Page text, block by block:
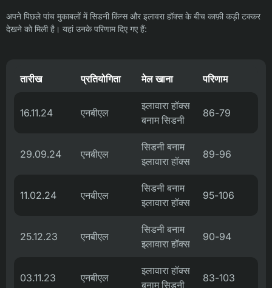
अपने पिछले पांच मुकाबलों में सिडनी किंग्स और इलावरा हॉक्स के बीच काफ़ी कड़ी टक्कर
देखने को मिली है। यहां उनके परिणाम दिए गए हैं:
तारीख प्रतियोगिता मेल खाना परिणाम
16.11.24 एनबीएल
इलावारा हॉक्स
बनाम सिडनी
86-79
29.09.24 एनबीएल
सिडनी बनाम
इलावारा हॉक्स
89-96
11.02.24 एनबीएल
सिडनी बनाम
इलावारा हॉक्स
95-106
25.12.23 एनबीएल
सिडनी बनाम
इलावारा हॉक्स
90-94
03.11.23 एनबीएल
इलावारा हॉक्स
बनाम सिडनी
83-103